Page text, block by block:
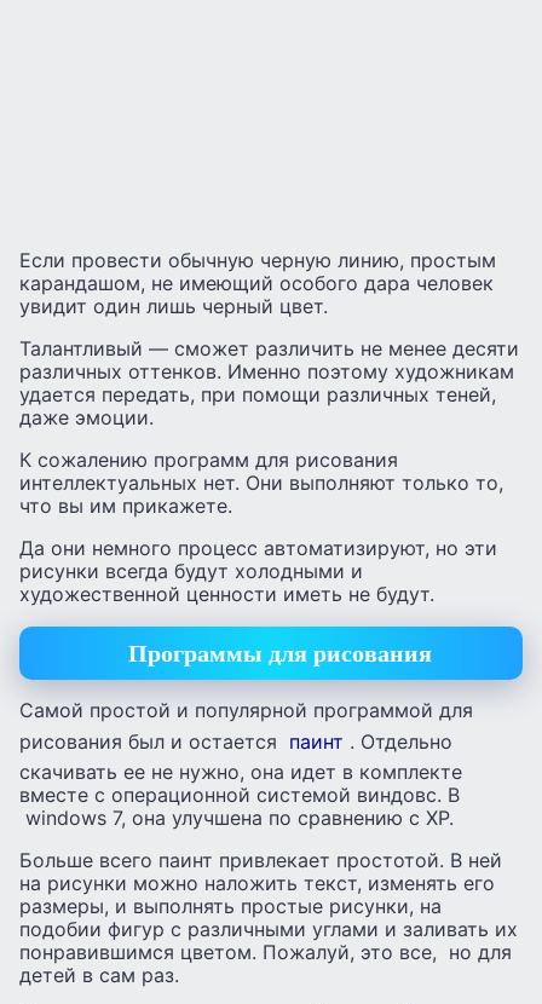
Если провести обычную черную линию, простым
карандашом, не имеющий особого дара человек
увидит один лишь черный цвет.
Талантливый — сможет различить не менее десяти
различных оттенков. Именно поэтому художникам
удается передать, при помощи различных теней,
даже эмоции.
К сожалению программ для рисования
интеллектуальных нет. Они выполняют только то,
что вы им прикажете.
Да они немного процесс автоматизируют, но эти
рисунки всегда будут холодными и
художественной ценности иметь не будут.
Программы для рисования
Самой простой и популярной программой для
рисования был и остается паинт . Отдельно
скачивать ее не нужно, она идет в комплекте
вместе с операционной системой виндовс. В
windows 7, она улучшена по сравнению с ХР.
Больше всего паинт привлекает простотой. В ней
на рисунки можно наложить текст, изменять его
размеры, и выполнять простые рисунки, на
подобии фигур с различными углами и заливать их
понравившимся цветом. Пожалуй, это все, но для
детей в сам раз.